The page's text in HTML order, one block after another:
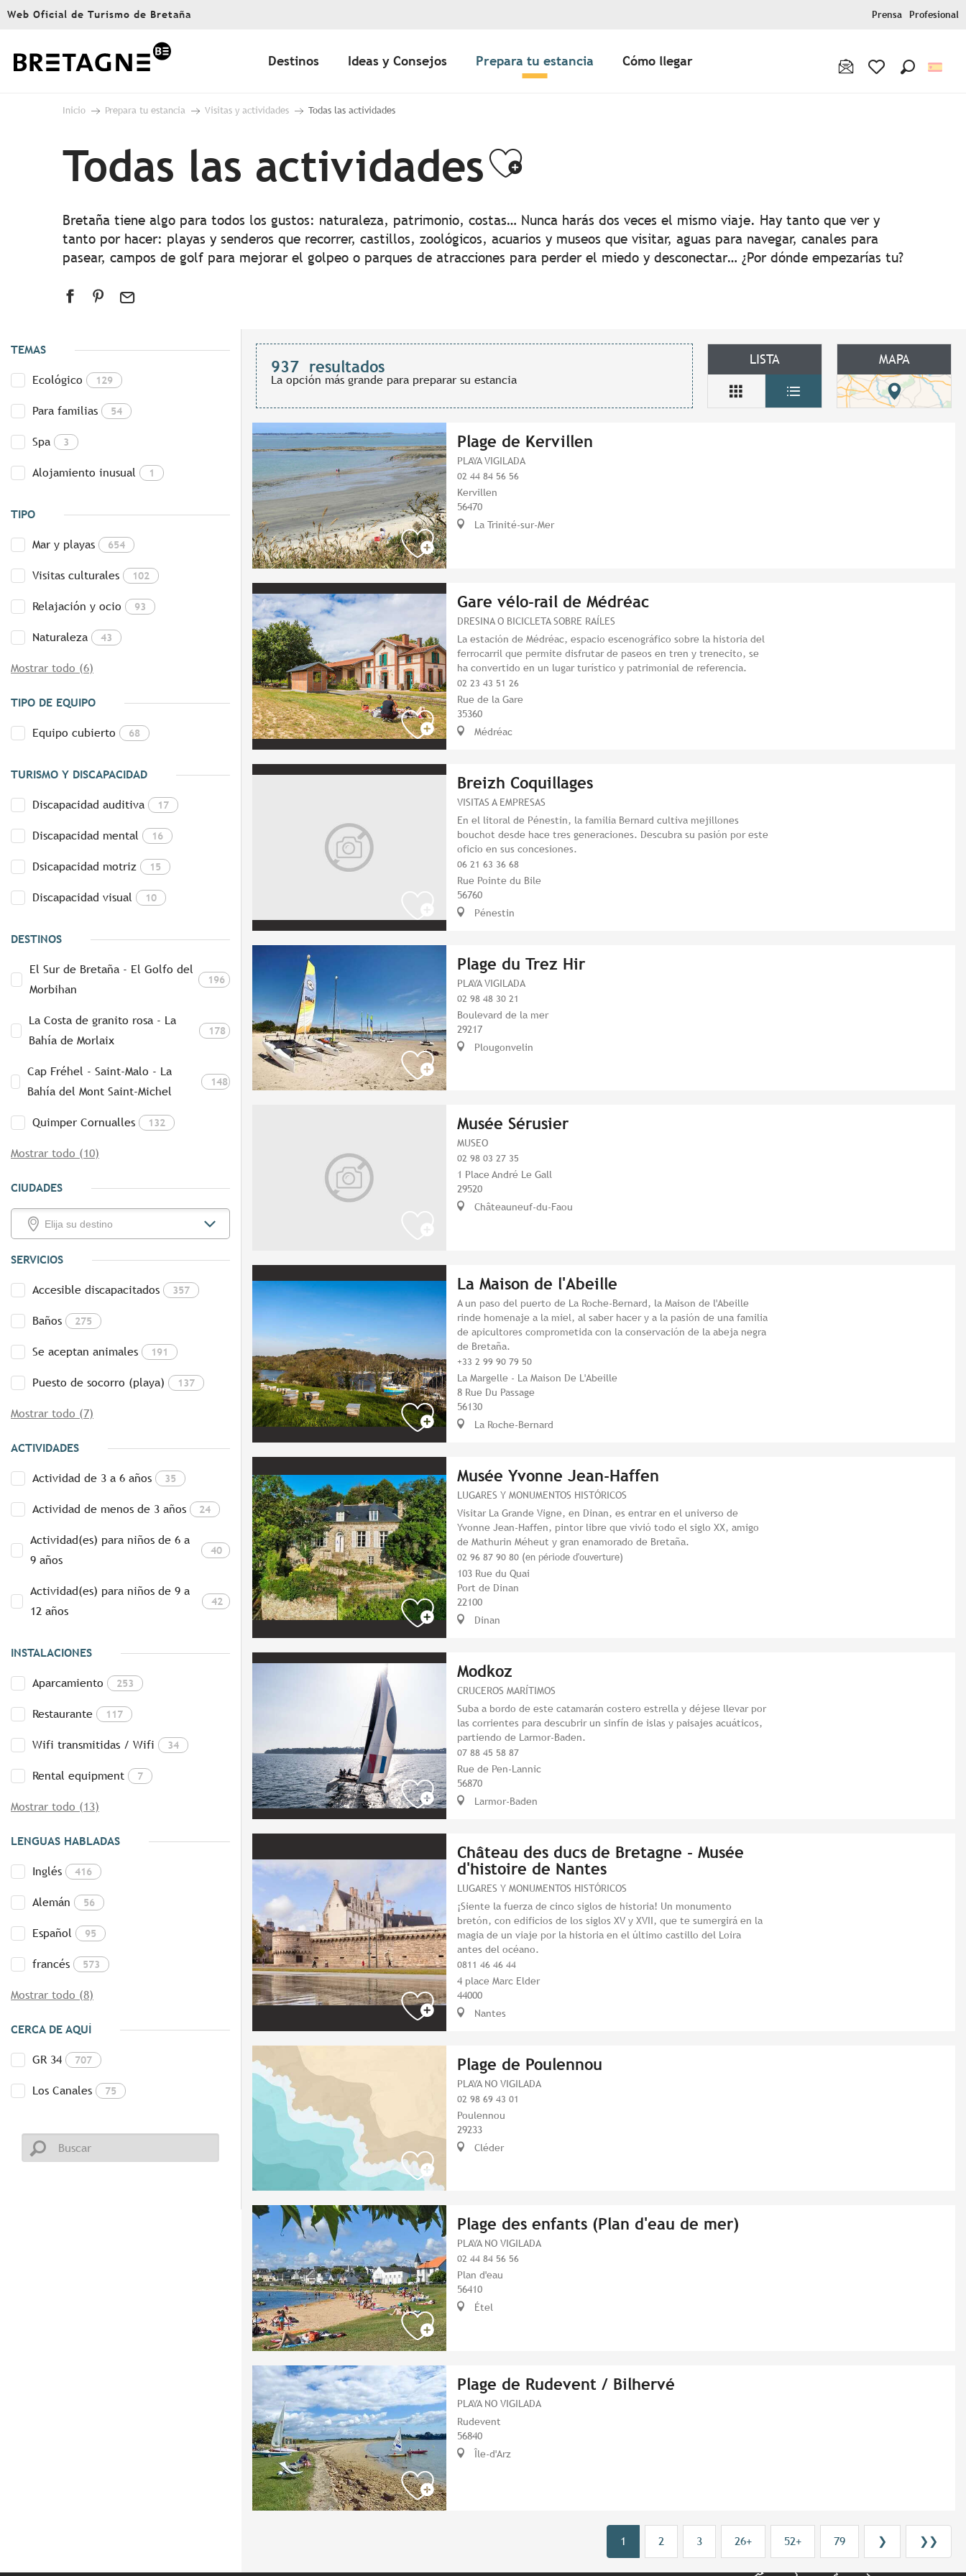
Aller
principal
Web Oficial de Turismo de Bretaña Prensa Profesional
Destinos Ideas y Consejos Prepara tu estancia Cómo llegar
Inicio Prepara tu estancia Visitas y actividades Todas las actividades
Todas las actividadesAjouter aux favoris
Bretaña tiene algo para todos los gustos: naturaleza, patrimonio, costas… Nunca harás dos veces el mismo viaje. Hay tanto que ver y
tanto por hacer: playas y senderos que recorrer, castillos, zoológicos, acuarios y museos que visitar, aguas para navegar, canales para
pasear, campos de golf para mejorar el golpeo o parques de atracciones para perder el miedo y desconectar… ¿Por dónde empezarías tu?
TEMAS
Ecológico 129
Para familias 54
Spa 3
Alojamiento inusual 1
TIPO
Mar y playas 654
Visitas culturales 102
Relajación y ocio 93
Naturaleza 43
Mostrar todo (6)
TIPO DE EQUIPO
Equipo cubierto 68
TURISMO Y DISCAPACIDAD
Discapacidad auditiva 17
Discapacidad mental 16
Dsicapacidad motriz 15
Discapacidad visual 10
DESTINOS
El Sur de Bretaña - El Golfo del
Morbihan
196
La Costa de granito rosa - La
Bahía de Morlaix
178
Cap Fréhel - Saint-Malo - La
Bahía del Mont Saint-Michel
148
Quimper Cornualles 132
Mostrar todo (10)
CIUDADES
SERVICIOS
Accesible discapacitados 357
Baños 275
Se aceptan animales 191
Puesto de socorro (playa) 137
Mostrar todo (7)
ACTIVIDADES
Actividad de 3 a 6 años 35
Actividad de menos de 3 años 24
Actividad(es) para niños de 6 a
9 años
40
Actividad(es) para niños de 9 a
12 años
42
INSTALACIONES
Aparcamiento 253
Restaurante 117
Wifi transmitidas / Wifi 34
Rental equipment 7
Mostrar todo (13)
LENGUAS HABLADAS
Inglés 416
Alemán 56
Español 95
francés 573
Mostrar todo (8)
CERCA DE AQUÍ
GR 34 707
Los Canales 75
937 resultados
La opción más grande para preparar su estancia
LISTA MAPA
Plage de Kervillen
PLAYA VIGILADA
02 44 84 56 56
Kervillen
56470
La Trinité-sur-Mer
Gare vélo-rail de Médréac
DRESINA O BICICLETA SOBRE RAÍLES
La estación de Médréac, espacio escenográfico sobre la historia del
ferrocarril que permite disfrutar de paseos en tren y trenecito, se
ha convertido en un lugar turístico y patrimonial de referencia.
02 23 43 51 26
Rue de la Gare
35360
Médréac
Breizh Coquillages
VISITAS A EMPRESAS
En el litoral de Pénestin, la familia Bernard cultiva mejillones
bouchot desde hace tres generaciones. Descubra su pasión por este
oficio en sus concesiones.
06 21 63 36 68
Rue Pointe du Bile
56760
Pénestin
Plage du Trez Hir
PLAYA VIGILADA
02 98 48 30 21
Boulevard de la mer
29217
Plougonvelin
Musée Sérusier
MUSEO
02 98 03 27 35
1 Place André Le Gall
29520
Châteauneuf-du-Faou
La Maison de l'Abeille
A un paso del puerto de La Roche-Bernard, la Maison de l'Abeille
rinde homenaje a la miel, al saber hacer y a la pasión de una familia
de apicultores comprometida con la conservación de la abeja negra
de Bretaña.
+33 2 99 90 79 50
La Margelle - La Maison De L'Abeille
8 Rue Du Passage
56130
La Roche-Bernard
Musée Yvonne Jean-Haffen
LUGARES Y MONUMENTOS HISTÓRICOS
Visitar La Grande Vigne, en Dinan, es entrar en el universo de
Yvonne Jean-Haffen, pintor libre que vivió todo el siglo XX, amigo
de Mathurin Méheut y gran enamorado de Bretaña.
02 96 87 90 80 (en période d'ouverture)
103 Rue du Quai
Port de Dinan
22100
Dinan
Modkoz
CRUCEROS MARÍTIMOS
Suba a bordo de este catamarán costero estrella y déjese llevar por
las corrientes para descubrir un sinfín de islas y paisajes acuáticos,
partiendo de Larmor-Baden.
07 88 45 58 87
Rue de Pen-Lannic
56870
Larmor-Baden
Château des ducs de Bretagne - Musée
d'histoire de Nantes
LUGARES Y MONUMENTOS HISTÓRICOS
¡Siente la fuerza de cinco siglos de historia! Un monumento
bretón, con edificios de los siglos XV y XVII, que te sumergirá en la
magia de un viaje por la historia en el último castillo del Loira
antes del océano.
0811 46 46 44
4 place Marc Elder
44000
Nantes
Plage de Poulennou
PLAYA NO VIGILADA
02 98 69 43 01
Poulennou
29233
Cléder
Plage des enfants (Plan d'eau de mer)
PLAYA NO VIGILADA
02 44 84 56 56
Plan d'eau
56410
Étel
Plage de Rudevent / Bilhervé
PLAYA NO VIGILADA
Rudevent
56840
Île-d'Arz
1 2 3 26+ 52+ 79 ❯ ❯❯